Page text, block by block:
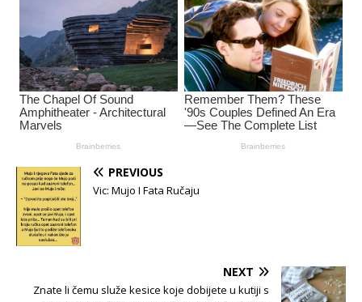
PREVIOUS
Vic: Mujo I Fata Ručaju
NEXT
Znate li čemu služe kesice koje dobijete u kutiji s